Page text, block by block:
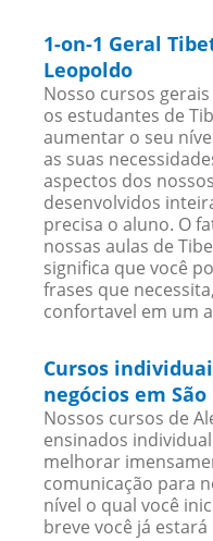
1-on-1 Geral
Leopoldo
Nosso cursos
os estudantes de
aumentar o seu
as suas
aspectos dos
desenvolvidos
precisa o aluno. O
nossas aulas de
significa que você
frases que
confortavel em um
Cursos
negócios em
Nossos cursos de
ensinados
melhorar
comunicação para
nível o qual você
breve você já